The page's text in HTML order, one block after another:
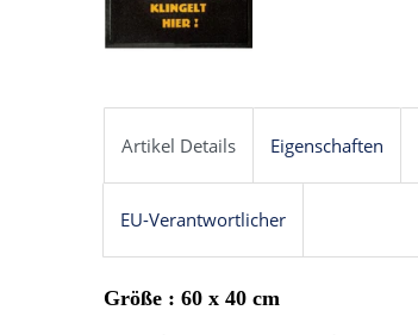
Artikel Details Eigenschaften
EU-Verantwortlicher
Größe : 60 x 40 cm